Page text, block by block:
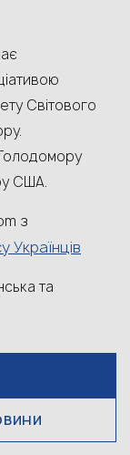
Світового
США.
з
Українців
та